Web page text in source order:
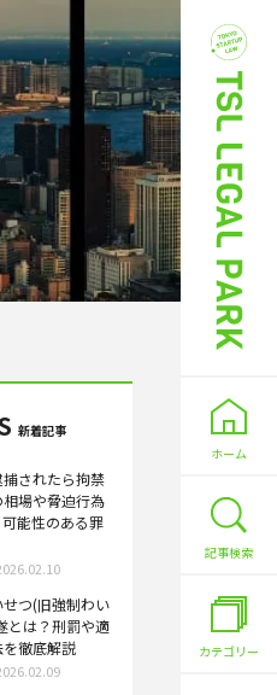
ホーム
記事検索
カテゴリー
新着記事
されたら拘禁
場や脅迫行為
能性のある罪
つ(旧強制わい
とは？刑罰や適
徹底解説